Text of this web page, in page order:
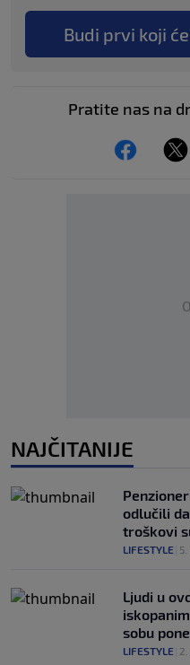
Budi prvi koji
Pratite nas na
NAJČITANIJE
odlučili
troškovi
LIFESTYLE 5.
Ljudi u
sobu
LIFESTYLE 2.